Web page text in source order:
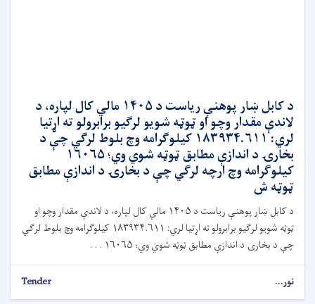
د کابل ښار پوهنې ریاست د ۱۴۰۵ مالي کال لپاره، د
لاندې مقدار وچو او ټوټه شویو لرګیو برابرولو ته اړتیا
لري: ۱۸۳۹۳۴.۶۱۱ کیلوګرامه وچ بلوط لرګي چې د
بخارۍ د اندازې مطابق ټوټه شوي وي؛ ۱۶۰۶۵
کیلوګرامه وچ ارچه لرګي چې د بخارۍ د اندازې مطابق
ټوټه ش
د کابل ښار پوهنې ریاست د ۱۴۰۵ مالي کال لپاره، د لاندې مقدار وچو او
ټوټه شویو لرګیو برابرولو ته اړتیا لري: ۱۸۳۹۳۴.۶۱۱ کیلوګرامه وچ بلوط لرګي
چې د بخارۍ د اندازې مطابق ټوټه شوي وي؛ ۱۶۰۶۵ . . .
نور... Tender